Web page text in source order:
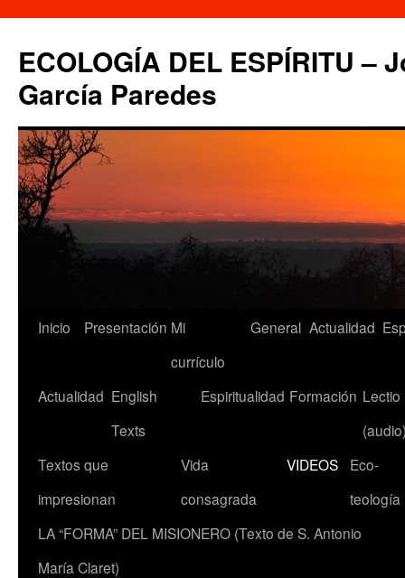
contenido
ECOLOGÍA DEL ESPÍRITU –
García Paredes
Inicio Presentación Mi
currículo
General Actualidad
Actualidad English
Texts
Espiritualidad Formación Lectio
Textos que
impresionan
Vida
consagrada
VIDEOS
Eco-
teología
LA “FORMA” DEL MISIONERO (Texto de S. Antonio
María Claret)